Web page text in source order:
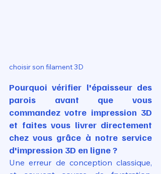
choisir son filament 3D
Pourquoi vérifier l'épaisseur des
parois avant que vous
commandez votre impression 3D
et faites vous livrer directement
chez vous grâce à notre service
d'impression 3D en ligne ?
Une erreur de conception classique,